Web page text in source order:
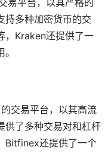
易平台，以其严格的
持多种加密货币的交
，Kraken还提供了一
交易平台，以其高流
供了多种交易对和杠杆
Bitfinex还提供了一个